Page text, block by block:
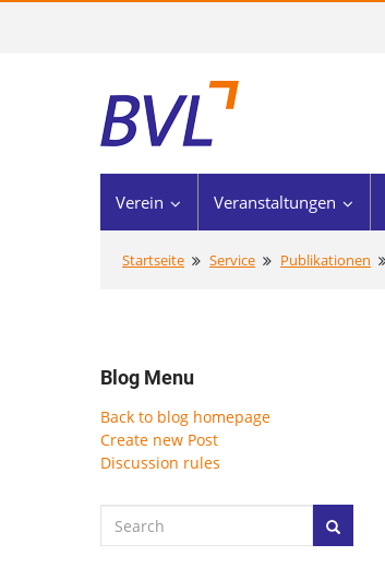
Verein Veranstaltungen
Startseite Service Publikationen
Blog Menu
Back to blog homepage
Create new Post
Discussion rules